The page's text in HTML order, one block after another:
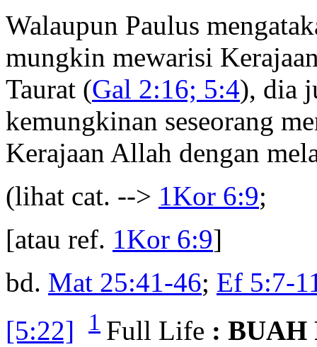
Walaupun Paulus
mungkin mewarisi
Taurat (Gal 2:16; 5:4), dia
kemungkinan seseorang
Kerajaan Allah dengan
(lihat cat. --> 1Kor 6:9;
[atau ref. 1Kor 6:9]
bd. Mat 25:41-46; Ef 5:7-
[5:22]
1 Full Life : BUAH